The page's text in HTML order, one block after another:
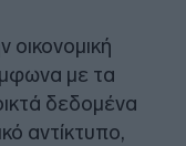
οικονομική
με τα
δεδομένα
αντίκτυπο,